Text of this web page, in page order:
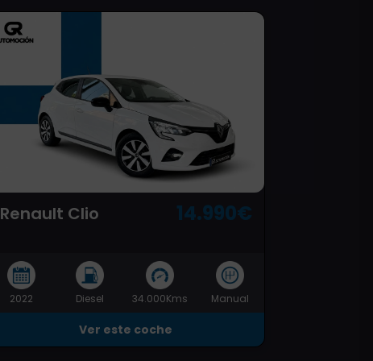
Renault Clio 14.990€
2022 Diesel 34.000Kms Manual
Ver este coche